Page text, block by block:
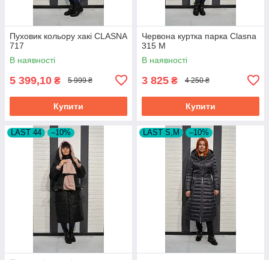
Пуховик кольору хакі CLASNA
717
В наявності
5 399,10 ₴ 5 999 ₴
Купити
Червона куртка парка Clasna
315 M
В наявності
3 825 ₴ 4 250 ₴
Купити
LAST 44 –10% LAST S,M –10%